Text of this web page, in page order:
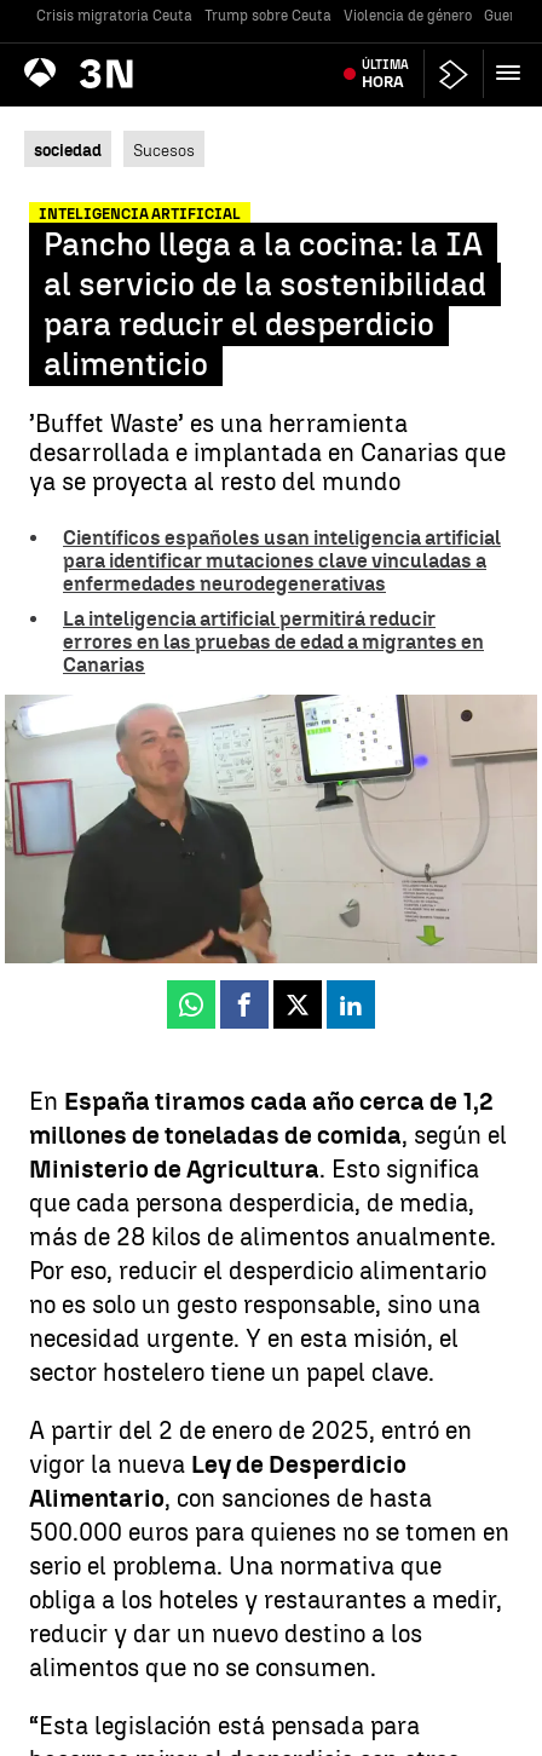
Crisis migratoria Ceuta Trump sobre Ceuta Violencia de género Guerra
Antena
3 Noticias ÚLTIMA
HORA
sociedad Sucesos
INTELIGENCIA ARTIFICIAL
Pancho llega a la cocina: la IA
al servicio de la sostenibilidad
para reducir el desperdicio
alimenticio
’Buffet Waste’ es una herramienta
desarrollada e implantada en Canarias que
ya se proyecta al resto del mundo
Científicos españoles usan inteligencia artificial
para identificar mutaciones clave vinculadas a
enfermedades neurodegenerativas
La inteligencia artificial permitirá reducir
errores en las pruebas de edad a migrantes en
Canarias
Pancho llega a la cocina: la IA al servicio de la sostenibilidad para
reducir el desperdicio alimenticio
Déborah Sabina
24 de octubre de 2025, 12:11
Whatsapp
Facebook
X Linkedin
En España tiramos cada año cerca de 1,2
millones de toneladas de comida, según el
Ministerio de Agricultura. Esto significa
que cada persona desperdicia, de media,
más de 28 kilos de alimentos anualmente.
Por eso, reducir el desperdicio alimentario
no es solo un gesto responsable, sino una
necesidad urgente. Y en esta misión, el
sector hostelero tiene un papel clave.
A partir del 2 de enero de 2025, entró en
vigor la nueva Ley de Desperdicio
Alimentario, con sanciones de hasta
500.000 euros para quienes no se tomen en
serio el problema. Una normativa que
obliga a los hoteles y restaurantes a medir,
reducir y dar un nuevo destino a los
alimentos que no se consumen.
“Esta legislación está pensada para